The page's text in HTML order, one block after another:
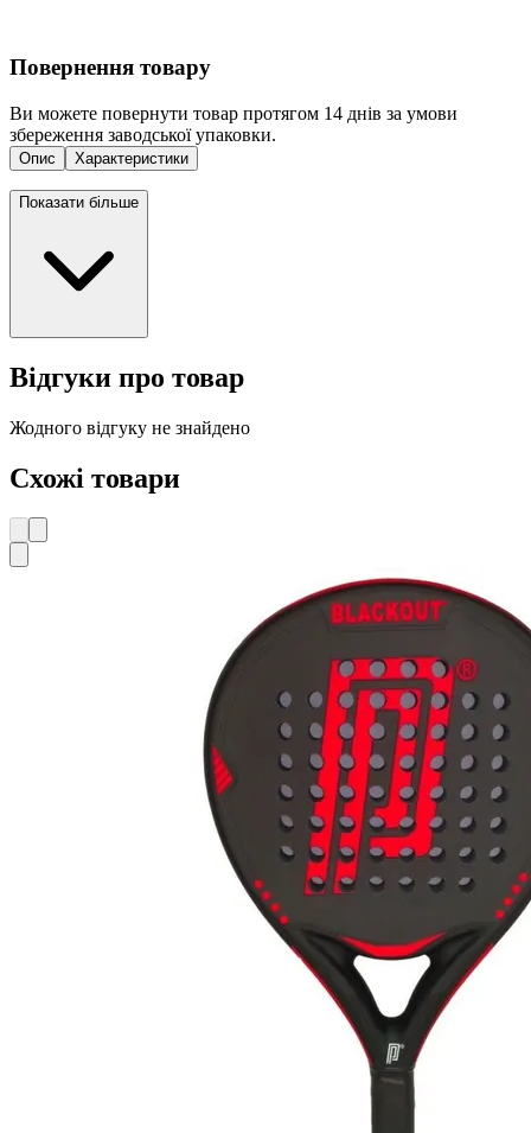
Повернення товару
Ви можете повернути товар протягом 14 днів за умови
збереження заводської упаковки.
Опис Характеристики
Показати більше
Відгуки про товар
Жодного відгуку не знайдено
Схожі товари